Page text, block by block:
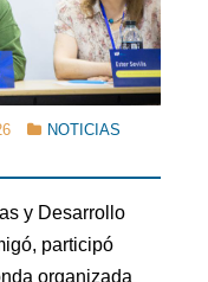
NOTICIAS
y Desarrollo
participó
organizada